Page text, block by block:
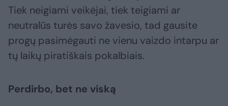
Tiek neigiami veikėjai, tiek teigiami ar
neutralūs turės savo žavesio, tad gausite
progų pasimėgauti ne vienu vaizdo intarpu ar
tų laikų piratiškais pokalbiais.
Perdirbo, bet ne viską